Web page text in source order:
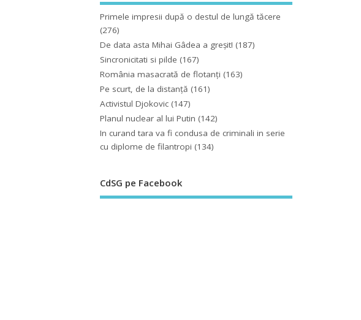
Primele impresii după o destul de lungă tăcere
(276)
De data asta Mihai Gâdea a greşit! (187)
Sincronicitati si pilde (167)
România masacrată de flotanţi (163)
Pe scurt, de la distanță (161)
Activistul Djokovic (147)
Planul nuclear al lui Putin (142)
In curand tara va fi condusa de criminali in serie
cu diplome de filantropi (134)
CdSG pe Facebook